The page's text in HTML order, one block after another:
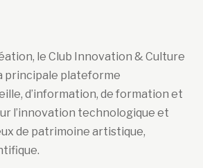
le Club Innovation & Culture
principale plateforme
d’information, de formation et
l’innovation technologique et
de patrimoine artistique,